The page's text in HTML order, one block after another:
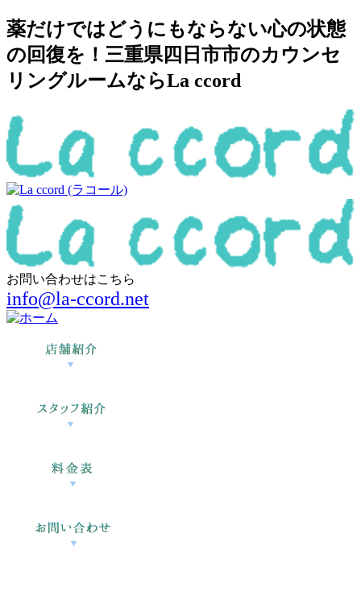
薬だけではどうにもならない心の状態
の回復を！三重県四日市市のカウンセ
リングルームならLa ccord
お問い合わせはこちら
info@la-ccord.net